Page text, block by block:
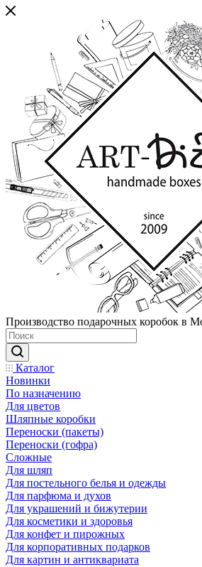
Производство подарочных коробок в
Каталог
Новинки
По назначению
Для цветов
Шляпные коробки
Переноски (пакеты)
Переноски (гофра)
Сложные
Для шляп
Для постельного белья и одежды
Для парфюма и духов
Для украшений и бижутерии
Для косметики и здоровья
Для конфет и пирожных
Для корпоративных подарков
Для картин и антиквариата